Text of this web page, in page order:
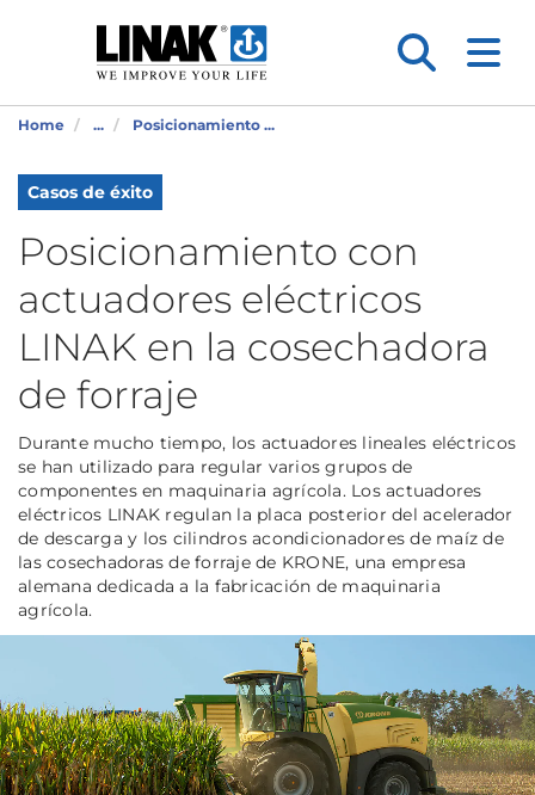
Home ... Posicionamiento ...
Casos de éxito
Posicionamiento con
actuadores eléctricos
LINAK en la cosechadora
de forraje
Durante mucho tiempo, los actuadores lineales eléctricos
se han utilizado para regular varios grupos de
componentes en maquinaria agrícola. Los actuadores
eléctricos LINAK regulan la placa posterior del acelerador
de descarga y los cilindros acondicionadores de maíz de
las cosechadoras de forraje de KRONE, una empresa
alemana dedicada a la fabricación de maquinaria
agrícola.